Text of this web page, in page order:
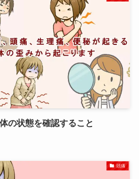
の状態を確認すること
頭痛